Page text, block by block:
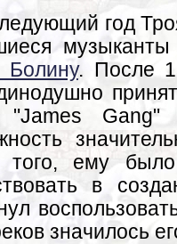
год
. После
"James Gang"
того, ему было
в
значилось